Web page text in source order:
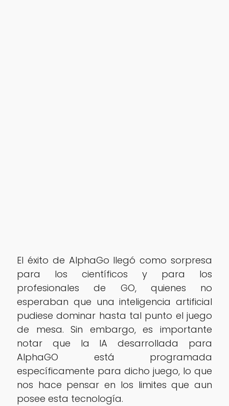
El éxito de AlphaGo llegó como sorpresa
para los científicos y para los
profesionales de GO, quienes no
esperaban que una inteligencia artificial
pudiese dominar hasta tal punto el juego
de mesa. Sin embargo, es importante
notar que la IA desarrollada para
AlphaGO está programada
específicamente para dicho juego, lo que
nos hace pensar en los limites que aun
posee esta tecnología.